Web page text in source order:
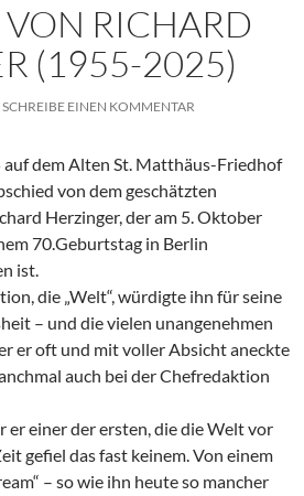
RICHARD
(1955-2025)
SCHREIBE EINEN KOMMENTAR
dem Alten St. Matthäus-Friedhof
von dem geschätzten
Herzinger, der am 5. Oktober
70.Geburtstag in Berlin
ist.
die „Welt“, würdigte ihn für seine
– und die vielen unangenehmen
er oft und mit voller Absicht aneckte
auch bei der Chefredaktion
er einer der ersten, die die Welt vor
gefiel das fast keinem. Von einem
– so wie ihn heute so mancher